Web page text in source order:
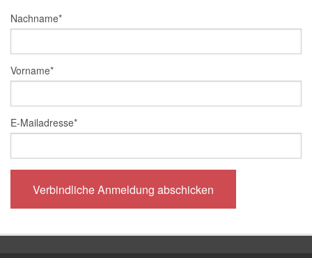
Nachname*
Vorname*
E-Mailadresse*
Verbindliche Anmeldung abschicken